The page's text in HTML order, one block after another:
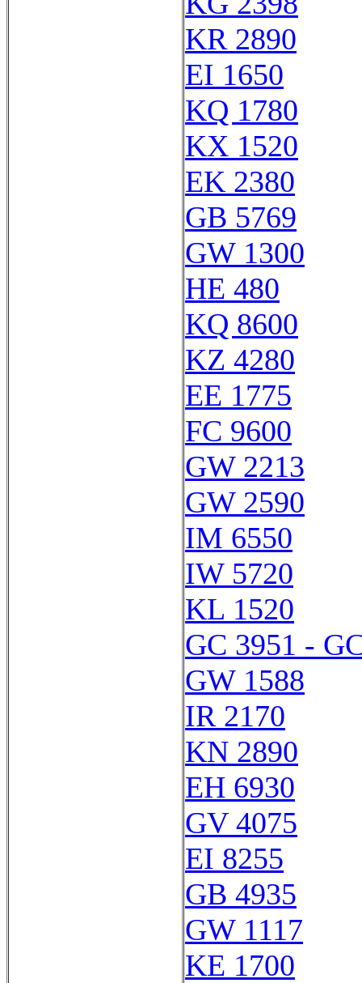
KR 2890
EI 1650
KQ 1780
KX 1520
EK 2380
GB 5769
GW 1300
HE 480
KQ 8600
KZ 4280
EE 1775
FC 9600
GW 2213
GW 2590
IM 6550
IW 5720
KL 1520
GC 3951 -
GW 1588
IR 2170
KN 2890
EH 6930
GV 4075
EI 8255
GB 4935
GW 1117
KE 1700